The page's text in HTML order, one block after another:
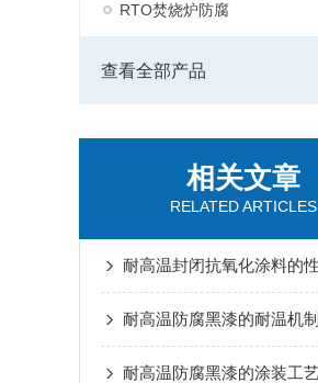
RTO焚烧炉防腐
查看全部产品
相关文章
RELATED ARTICLES